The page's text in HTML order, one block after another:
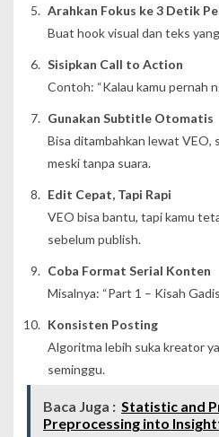
Arahkan Fokus ke 3 Detik
Buat hook visual dan teks
Sisipkan Call to Action
Contoh: “Kalau kamu pernah
Gunakan Subtitle Otomatis
Bisa ditambahkan lewat VEO,
meski tanpa suara.
Edit Cepat, Tapi Rapi
VEO bisa bantu, tapi kamu
sebelum publish.
Coba Format Serial Konten
Misalnya: “Part 1 – Kisah
Konsisten Posting
Algoritma lebih suka kreator
seminggu.
Baca Juga : Statistic and
Preprocessing into